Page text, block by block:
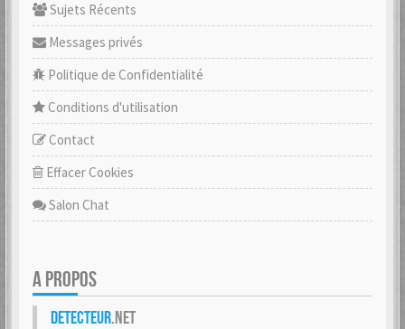
Sujets Récents
Messages privés
Politique de Confidentialité
Conditions d'utilisation
Contact
Effacer Cookies
Salon Chat
A PROPOS
Detecteur.net